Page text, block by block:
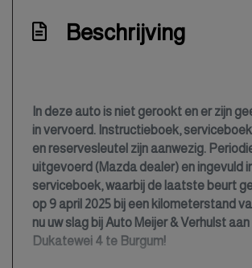
Bumpers in carrosseriekleur
Cruise control
Elektrisch bedienbare
Elektrisch bedienbare ramen
Elektrisch inklapbare buitenspiegels
Elektronisch stabiliteits programma
Beschrijving
In deze auto is niet gerookt en er zijn
in vervoerd. Instructieboek,
en reservesleutel zijn aanwezig.
uitgevoerd (Mazda dealer) en ingevuld
serviceboek, waarbij de laatste beurt
op 9 april 2025 bij een kilometerstand
nu uw slag bij Auto Meijer & Verhulst
Dukatewei 4 te Burgum!